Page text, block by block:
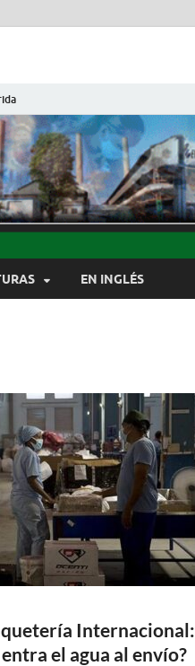
EN INGLÉS
Internacional:
el agua al envío?